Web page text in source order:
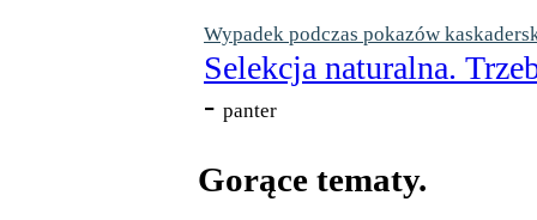
Wypadek podczas pokazów
Selekcja naturalna.
- panter
Gorące tematy.